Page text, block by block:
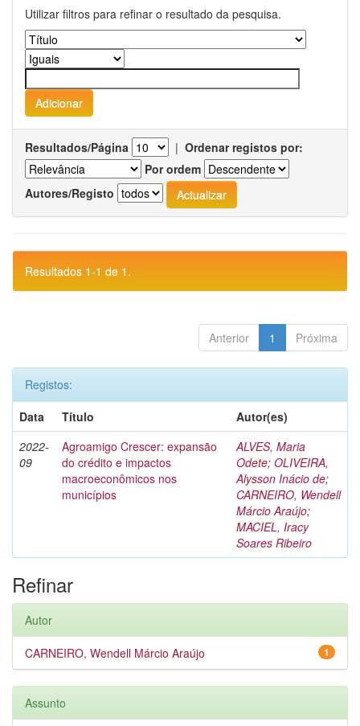
Utilizar filtros para refinar o resultado da pesquisa.
Resultados/Página | Ordenar registos por:
Por ordem
Autores/Registo
Resultados 1-1 de 1.
Anterior 1 Próxima
Registos:
Data
Título
Autor(es)
2022-
09
Agroamigo Crescer: expansão
do crédito e impactos
macroeconômicos nos
municípios
ALVES, Maria
Odete; OLIVEIRA,
Alysson Inácio de;
CARNEIRO, Wendell
Márcio Araújo;
MACIEL, Iracy
Soares Ribeiro
Refinar
Autor
1
CARNEIRO, Wendell Márcio Araújo
Assunto